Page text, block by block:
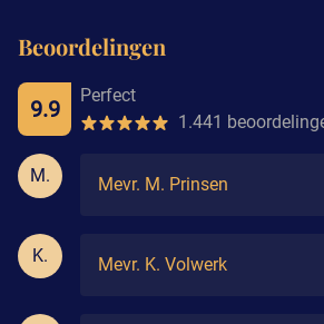
Beoordelingen
9.9
Perfect
1.441
M. Mevr. M. Prinsen
K. Mevr. K. Volwerk